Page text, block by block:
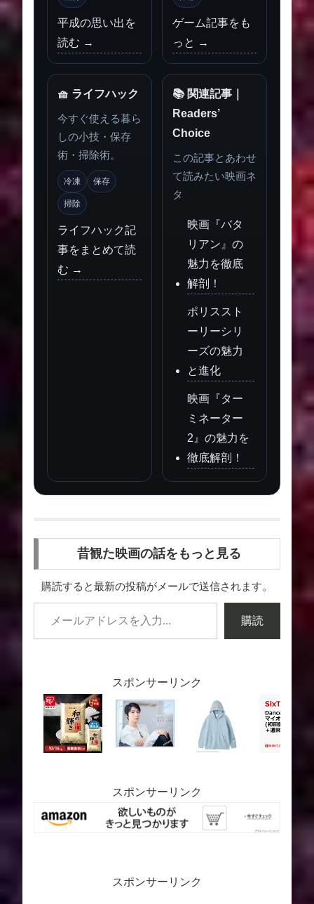
平成の思い出を
読む →
ゲーム記事をも
っと →
🧺 ライフハック
今すぐ使える暮ら
しの小技・保存
術・掃除術。
冷凍 保存
掃除
ライフハック記
事をまとめて読
む →
📚 関連記事｜
Readers’
Choice
この記事とあわせ
て読みたい映画ネ
タ
映画『バタ
リアン』の
魅力を徹底
解剖！
ポリススト
ーリーシリ
ーズの魅力
と進化
映画『ター
ミネーター
2』の魅力を
徹底解剖！
昔観た映画の話をもっと見る
購読すると最新の投稿がメールで送信されます。
購読
スポンサーリンク
スポンサーリンク
スポンサーリンク